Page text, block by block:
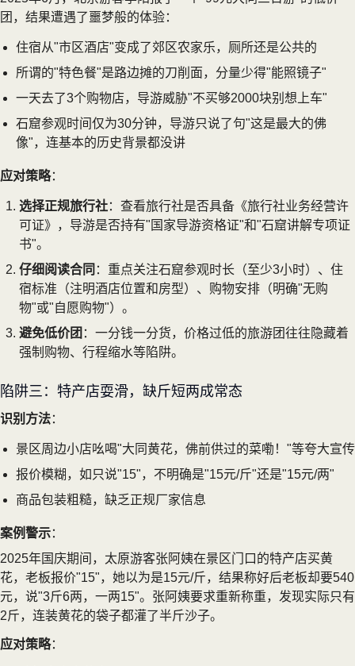
团，结果遭遇了噩梦般的体验：
住宿从"市区酒店"变成了郊区农家乐，厕所还是公共的
所谓的"特色餐"是路边摊的刀削面，分量少得"能照镜子"
一天去了3个购物店，导游威胁"不买够2000块别想上车"
石窟参观时间仅为30分钟，导游只说了句"这是最大的佛
像"，连基本的历史背景都没讲
应对策略：
选择正规旅行社：查看旅行社是否具备《旅行社业务经营许
可证》，导游是否持有"国家导游资格证"和"石窟讲解专项证
书"。
仔细阅读合同 ：重点关注石窟参观时长（至少3小时）、住
宿标准（注明酒店位置和房型）、购物安排（明确"无购
物"或"自愿购物"）。
避免低价团 ：一分钱一分货，价格过低的旅游团往往隐藏着
强制购物、行程缩水等陷阱。
陷阱三：特产店耍滑，缺斤短两成常态
识别方法：
景区周边小店吆喝"大同黄花，佛前供过的菜嘞！"等夸大宣传
报价模糊，如只说"15"，不明确是"15元/斤"还是"15元/两"
商品包装粗糙，缺乏正规厂家信息
案例警示：
2025年国庆期间，太原游客张阿姨在景区门口的特产店买黄
花，老板报价"15"，她以为是15元/斤，结果称好后老板却要540
元，说"3斤6两，一两15"。张阿姨要求重新称重，发现实际只有
2斤，连装黄花的袋子都灌了半斤沙子。
应对策略：